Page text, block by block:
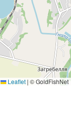
Leaflet | © GoldFishNet